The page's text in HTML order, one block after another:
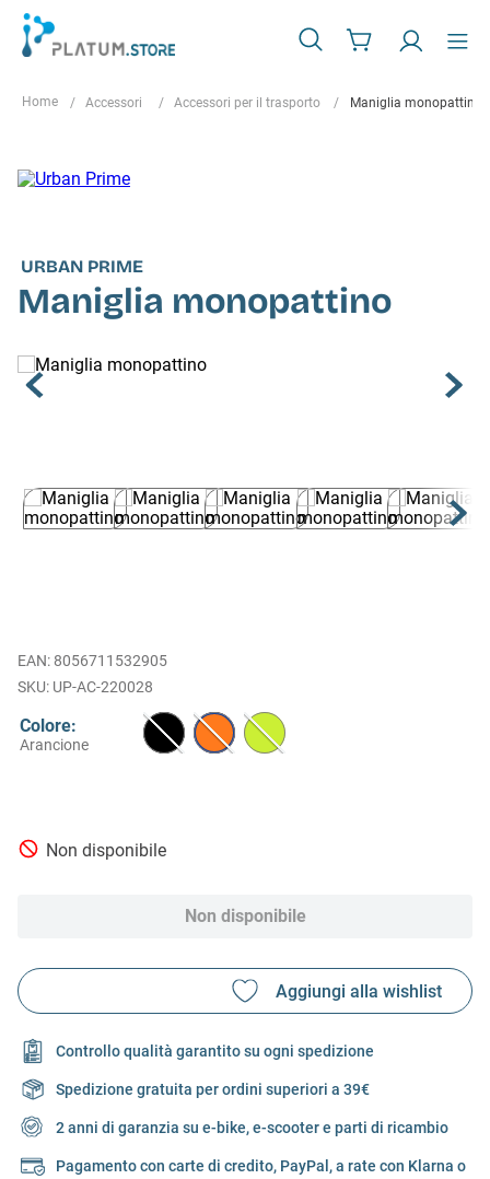
Accessori Accessori per il trasporto Maniglia monopattino
URBAN PRIME
Maniglia monopattino
EAN: 8056711532905
UP-AC-220028
Colore:
Arancione
Non disponibile
Non disponibile
Controllo qualità garantito su ogni spedizione
Spedizione gratuita per ordini superiori a 39€
2 anni di garanzia su e-bike, e-scooter e parti di ricambio
Pagamento con carte di credito, PayPal, a rate con Klarna o